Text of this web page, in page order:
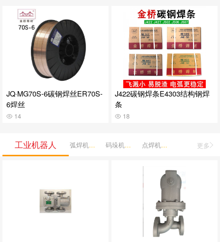
JQ·MG70S-6碳钢焊丝ER70S-
6焊丝
14
J422碳钢焊条E4303结构钢焊
条
18
工业机器人 弧焊机器人 码垛机器人 点焊机器人 更多